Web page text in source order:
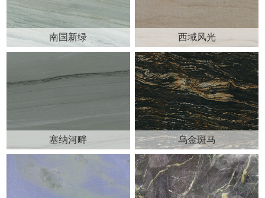
南国新绿 西域风光
塞纳河畔 乌金斑马